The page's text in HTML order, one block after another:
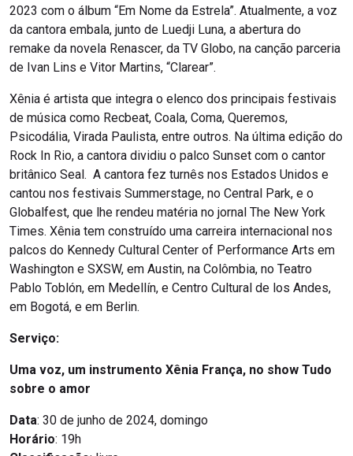
2023 com o álbum “Em Nome da Estrela”. Atualmente, a voz
da cantora embala, junto de Luedji Luna, a abertura do
remake da novela Renascer, da TV Globo, na canção parceria
de Ivan Lins e Vitor Martins, “Clarear”.
Xênia é artista que integra o elenco dos principais festivais
de música como Recbeat, Coala, Coma, Queremos,
Psicodália, Virada Paulista, entre outros. Na última edição do
Rock In Rio, a cantora dividiu o palco Sunset com o cantor
britânico Seal. A cantora fez turnês nos Estados Unidos e
cantou nos festivais Summerstage, no Central Park, e o
Globalfest, que lhe rendeu matéria no jornal The New York
Times. Xênia tem construído uma carreira internacional nos
palcos do Kennedy Cultural Center of Performance Arts em
Washington e SXSW, em Austin, na Colômbia, no Teatro
Pablo Toblón, em Medellín, e Centro Cultural de los Andes,
em Bogotá, e em Berlin.
Serviço:
Uma voz, um instrumento Xênia França, no show Tudo
sobre o amor
Data: 30 de junho de 2024, domingo
Horário: 19h